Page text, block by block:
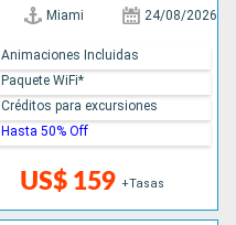
Miami 24/08/2026
US$ 159 +Tasas
Animaciones Incluidas
Paquete WiFi*
Créditos para excursiones
Hasta 50% Off